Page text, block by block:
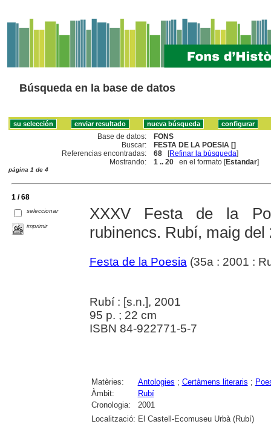
Búsqueda en la base de datos
Base de datos:
FONS
Buscar:
FESTA DE LA POESIA []
Referencias encontradas:
68 [Refinar la búsqueda]
Mostrando:
1 .. 20 en el formato [Estandar]
página 1 de 4
1 / 68
seleccionar
imprimir
XXXV Festa de la
rubinencs. Rubí, maig del
Festa de la Poesia (35a : 2001 :
Rubí : [s.n.], 2001
95 p. ; 22 cm
ISBN 84-922771-5-7
Matèries: Antologies ; Certàmens literaris ;
Àmbit:
Rubí
Cronologia:
2001
Localització: El Castell-Ecomuseu Urbà (Rubí)